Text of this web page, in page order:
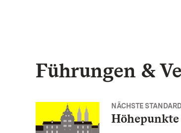
Führungen &
Höhepunkte
NÄCHSTE